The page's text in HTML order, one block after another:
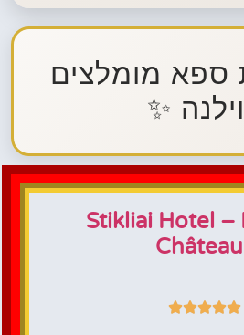
ספא מומלצים
✨
Stikliai Hotel –